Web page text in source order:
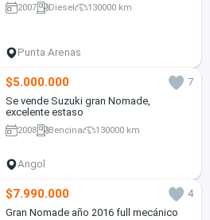
2007 Diesel 130000 km
Punta Arenas
$5.000.000
7
Se vende Suzuki gran Nomade,
excelente estaso
2008 Bencina 130000 km
Angol
$7.990.000
4
Gran Nomade año 2016 full mecánico